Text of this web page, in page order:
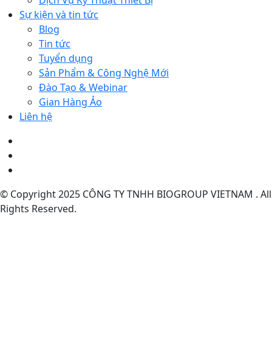
Sự kiện và tin tức
Blog
Tin tức
Tuyển dụng
Sản Phẩm & Công Nghệ Mới
Đào Tạo & Webinar
Gian Hàng Ảo
Liên hệ
© Copyright 2025 CÔNG TY TNHH BIOGROUP VIETNAM . All
Rights Reserved.